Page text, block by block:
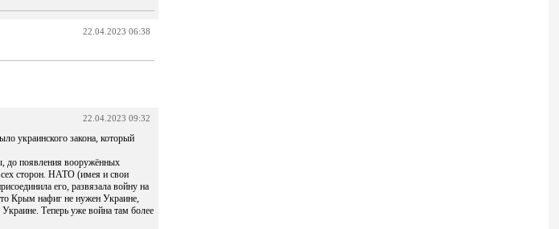
22.04.2023 06:38
22.04.2023 09:32
украинского закона, который
до появления вооружённых
сторон. НАТО (имея и свои
его, развязала войну на
Крым нафиг не нужен Украине,
Теперь уже война там более